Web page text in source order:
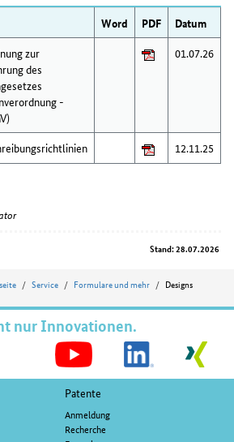
Word PDF
Datum
zur
des
-
01.07.26
12.11.25
Stand: 28.07.2026
Service Formulare und mehr Designs
nur Innovationen.
Patente
Anmeldung
Recherche